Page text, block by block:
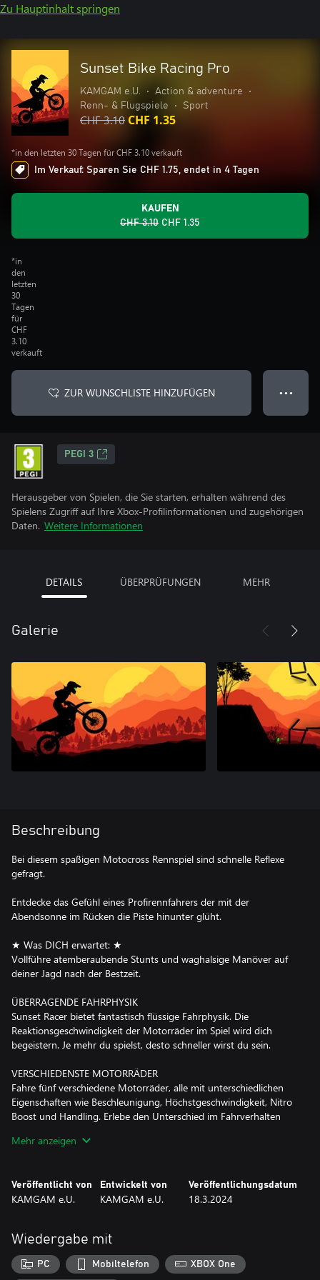
Zu Hauptinhalt springen
Sunset Bike Racing Pro
KAMGAM e.U. • Action & adventure
•
Renn- & Flugspiele
• Sport
CHF 3.10 CHF 1.35
*in den letzten 30 Tagen für CHF 3.10 verkauft
Im Verkauf: Sparen Sie CHF 1.75, endet in 4 Tagen
KAUFEN
CHF 3.10 CHF 1.35
*in
den
letzten
30
Tagen
für
CHF
3.10
verkauft
ZUR WUNSCHLISTE HINZUFÜGEN ● ● ●
PEGI 3
Herausgeber von Spielen, die Sie starten, erhalten während des
Spielens Zugriff auf Ihre Xbox-Profilinformationen und zugehörigen
Daten. Weitere Informationen
DETAILS ÜBERPRÜFUNGEN MEHR
Galerie
Beschreibung
Bei diesem spaßigen Motocross Rennspiel sind schnelle Reflexe
gefragt.
Entdecke das Gefühl eines Profirennfahrers der mit der
Abendsonne im Rücken die Piste hinunter glüht.
★ Was DICH erwartet: ★
Vollführe atemberaubende Stunts und waghalsige Manöver auf
deiner Jagd nach der Bestzeit.
ÜBERRAGENDE FAHRPHYSIK
Sunset Racer bietet fantastisch flüssige Fahrphysik. Die
Reaktionsgeschwindigkeit der Motorräder im Spiel wird dich
begeistern. Je mehr du spielst, desto schneller wirst du sein.
VERSCHIEDENSTE MOTORRÄDER
Fahre fünf verschiedene Motorräder, alle mit unterschiedlichen
Eigenschaften wie Beschleunigung, Höchstgeschwindigkeit, Nitro
Boost und Handling. Erlebe den Unterschied im Fahrverhalten
Du hast 10 Versuche um deine Bestzeit auf die Strecke zu
knallen. Danach kann jeder versuchen dich zu schlagen indem er
vorprogrammiert. Deine Freunde werden es lieben, aber dich und
deine Bestzeit hassen!
FANTASTISCHE STRECKEN ..
Mehr anzeigen
Veröffentlicht von
KAMGAM e.U.
Entwickelt von
KAMGAM e.U.
Veröffentlichungsdatum
18.3.2024
Wiedergabe mit
PC Mobiltelefon XBOX One